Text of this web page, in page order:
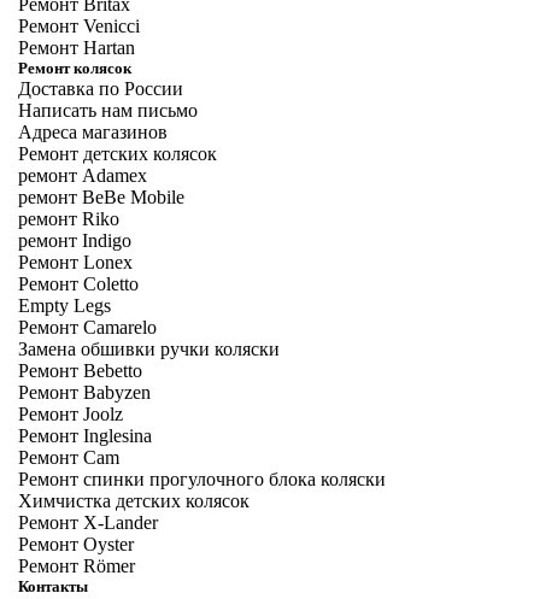
Ремонт Britax
Ремонт Venicci
Ремонт Hartan
Ремонт колясок
Доставка по России
Написать нам письмо
Адреса магазинов
Ремонт детских колясок
ремонт Adamex
ремонт BeBe Mobile
ремонт Riko
ремонт Indigo
Ремонт Lonex
Ремонт Coletto
Empty Legs
Ремонт Camarelo
Замена обшивки ручки коляски
Ремонт Bebetto
Ремонт Babyzen
Ремонт Joolz
Ремонт Inglesina
Ремонт Cam
Ремонт спинки прогулочного блока коляски
Химчистка детских колясок
Ремонт X-Lander
Ремонт Oyster
Ремонт Römer
Контакты